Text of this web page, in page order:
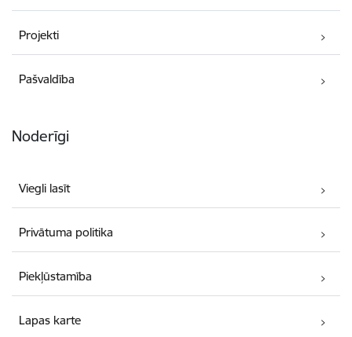
Projekti
Pašvaldība
Noderīgi
Viegli lasīt
Privātuma politika
Piekļūstamība
Lapas karte